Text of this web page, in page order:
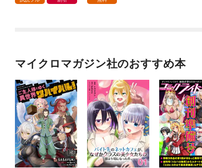
マイクロマガジン社のおすすめ本